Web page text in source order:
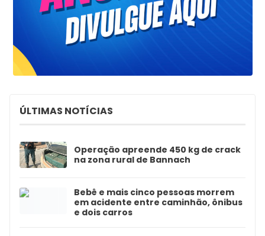
ÚLTIMAS NOTÍCIAS
Operação apreende 450 kg de crack
na zona rural de Bannach
Bebê e mais cinco pessoas morrem
em acidente entre caminhão, ônibus
e dois carros